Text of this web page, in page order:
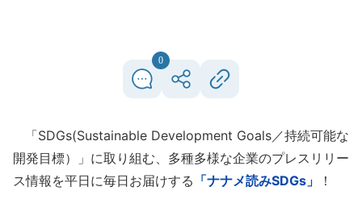
0
「SDGs(Sustainable Development Goals／持続可能な
開発目標）」に取り組む、多種多様な企業のプレスリリー
ス情報を平日に毎日お届けする 「ナナメ読みSDGs」 ！